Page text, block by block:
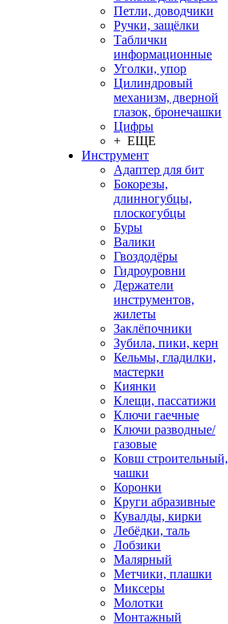
Петли, доводчики
Ручки, защёлки
Таблички
информационные
Уголки, упор
Цилиндровый
механизм, дверной
глазок, бронечашки
Цифры
+ ЕЩЕ
Инструмент
Адаптер для бит
Бокорезы,
длинногубцы,
плоскогубцы
Буры
Валики
Гвоздодёры
Гидроуровни
Держатели
инструментов,
жилеты
Заклёпочники
Зубила, пики, керн
Кельмы, гладилки,
мастерки
Киянки
Клещи, пассатижи
Ключи гаечные
Ключи разводные/
газовые
Ковш строительный,
чашки
Коронки
Круги абразивные
Кувалды, кирки
Лебёдки, таль
Лобзики
Малярный
Метчики, плашки
Миксеры
Молотки
Монтажный